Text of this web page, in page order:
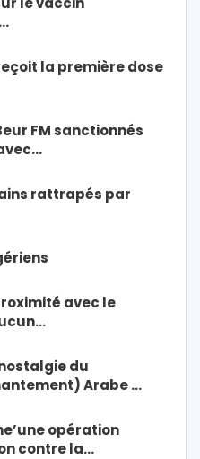
la première dose
FM sanctionnés
rattrapés par
avec le
du
Arabe …
opération
contre la…